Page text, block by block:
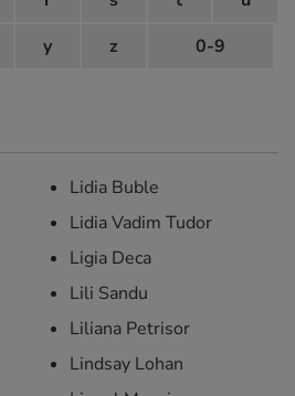
y z 0-9
Lidia Buble
Lidia Vadim Tudor
Ligia Deca
Lili Sandu
Liliana Petrisor
Lindsay Lohan